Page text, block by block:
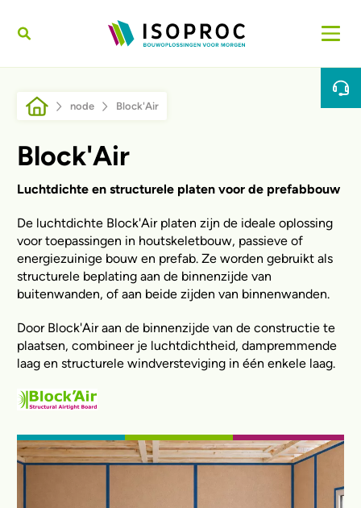
Breadcrumb
node Block'Air
Block'Air
Luchtdichte en structurele platen voor de prefabbouw
De luchtdichte Block'Air platen zijn de ideale oplossing
voor toepassingen in houtskeletbouw, passieve of
energiezuinige bouw en prefab. Ze worden gebruikt als
structurele beplating aan de binnenzijde van
buitenwanden, of aan beide zijden van binnenwanden.
Door Block'Air aan de binnenzijde van de constructie te
plaatsen, combineer je luchtdichtheid, dampremmende
laag en structurele windversteviging in één enkele laag.